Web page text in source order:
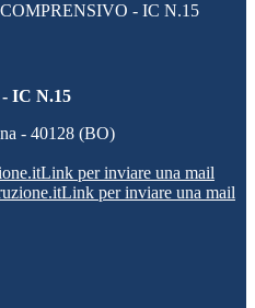
- IC N.15
IC N.15
- 40128 (BO)
Link per inviare una mail
Link per inviare una mail